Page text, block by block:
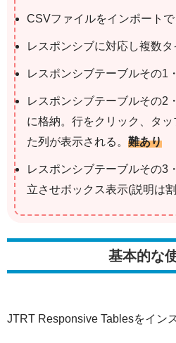
CSVファイルをインポートで
レスポンシブに対応し複数
レスポンシブテーブルその1
レスポンシブテーブルその2
に格納。行をクリック、タ
た列が表示される。 難あり
レスポンシブテーブルその3
立させボックス表示(説明は
基本的な
JTRT Responsive Tablesをイン